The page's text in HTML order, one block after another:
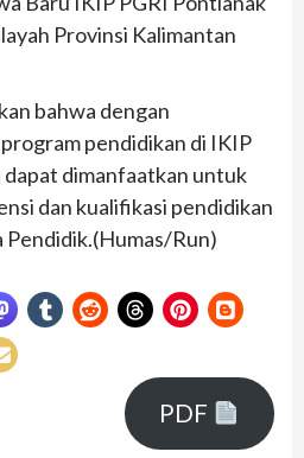
Provinsi Kalimantan
bahwa dengan
pendidikan di IKIP
dapat dimanfaatkan untuk
dan kualifikasi pendidikan
Pendidik.(Humas/Run)
PDF